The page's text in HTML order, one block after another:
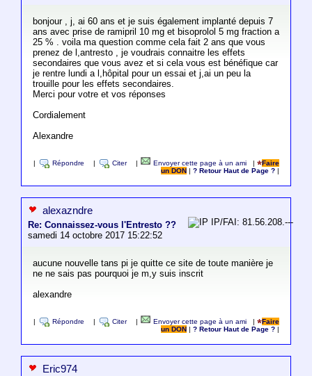
bonjour , j, ai 60 ans et je suis également implanté depuis 7
ans avec prise de ramipril 10 mg et bisoprolol 5 mg fraction a
25 % . voila ma question comme cela fait 2 ans que vous
prenez de l,antresto , je voudrais connaitre les effets
secondaires que vous avez et si cela vous est bénéfique car
je rentre lundi a l,hôpital pour un essai et j,ai un peu la
trouille pour les effets secondaires.
Merci pour votre et vos réponses
Cordialement
Alexandre
Répondre Citer Envoyer cette page à un ami |
Faire
un DON
|? Retour Haut de Page ?
alexazndre
Re: Connaissez-vous l'Entresto ??
samedi 14 octobre 2017 15:22:52
IP/FAI: 81.56.208.---
aucune nouvelle tans pi je quitte ce site de toute manière je
ne ne sais pas pourquoi je m,y suis inscrit
alexandre
Répondre Citer Envoyer cette page à un ami |
Faire
un DON
|? Retour Haut de Page ?
Eric974